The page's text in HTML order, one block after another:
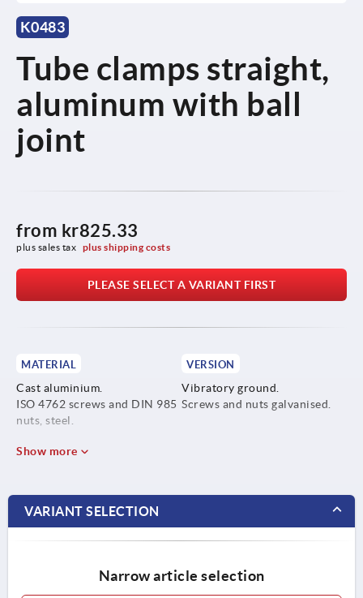
K0483
Tube clamps straight,
aluminum with ball
joint
from kr825.33
plus sales tax plus shipping costs
PLEASE SELECT A VARIANT FIRST
MATERIAL
Cast aluminium.
ISO 4762 screws and DIN 985
nuts, steel.
VERSION
Vibratory ground.
Screws and nuts galvanised.
Show more
VARIANT SELECTION
Narrow article selection